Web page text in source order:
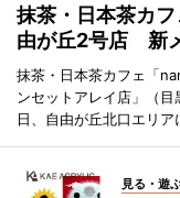
抹茶・日本茶カ
由が丘2号店 新
抹茶・日本茶カフェ「
ンセットアレイ店」（
日、自由が丘北口エリア
見る・遊